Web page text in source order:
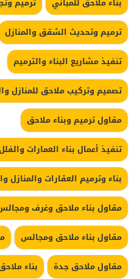
ترميم وتحديث الشقق والمنازل
تنفيذ مشاريع البناء والترميم
تصميم وتركيب ملاحق للمنازل
مقاول ترميم وبناء ملاحق
تنفيذ أعمال بناء العمارات
بناء وترميم العقارات والمنازل
مقاول بناء ملاحق وغرف
مقاول بناء ملاحق ومجالس
مقاول ملاحق جدة
بناء